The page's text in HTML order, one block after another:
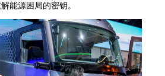
能源困局的密钥。